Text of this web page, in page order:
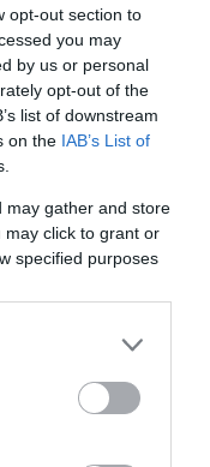
opt-out section to
you may
by us or personal
opt-out of the
list of downstream
on the IAB’s List of
may gather and store
may click to grant or
specified purposes